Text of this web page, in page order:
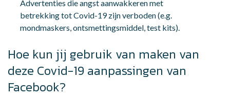
Advertenties die angst aanwakkeren met
betrekking tot Covid-19 zijn verboden (e.g.
mondmaskers, ontsmettingsmiddel, test kits).
Hoe kun jij gebruik van maken van
deze Covid-19 aanpassingen van
Facebook?